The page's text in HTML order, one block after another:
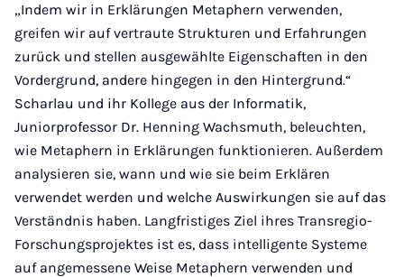
„Indem wir in Erklärungen Metaphern verwenden,
greifen wir auf vertraute Strukturen und Erfahrungen
zurück und stellen ausgewählte Eigenschaften in den
Vordergrund, andere hingegen in den Hintergrund.“
Scharlau und ihr Kollege aus der Informatik,
Juniorprofessor Dr. Henning Wachsmuth, beleuchten,
wie Metaphern in Erklärungen funktionieren. Außerdem
analysieren sie, wann und wie sie beim Erklären
verwendet werden und welche Auswirkungen sie auf das
Verständnis haben. Langfristiges Ziel ihres Transregio-
Forschungsprojektes ist es, dass intelligente Systeme
auf angemessene Weise Metaphern verwenden und